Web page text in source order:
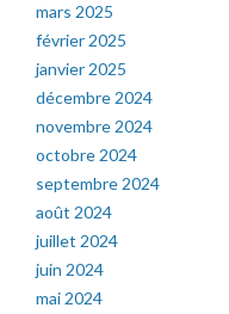
mars 2025
février 2025
janvier 2025
décembre 2024
novembre 2024
octobre 2024
septembre 2024
août 2024
juillet 2024
juin 2024
mai 2024